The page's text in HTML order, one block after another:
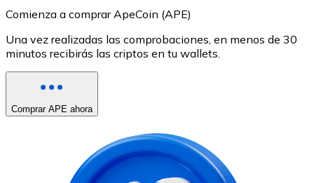
Comienza a comprar ApeCoin (APE)
Una vez realizadas las comprobaciones, en menos de 30
minutos recibirás las criptos en tu wallets.
Comprar APE ahora